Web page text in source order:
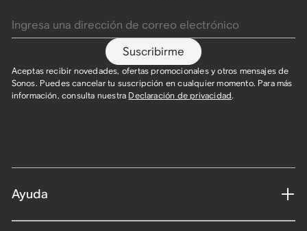
Suscribirme
Aceptas recibir novedades, ofertas promocionales y otros mensajes de
Sonos. Puedes cancelar tu suscripción en cualquier momento. Para más
información, consulta nuestra Declaración de privacidad.
Ayuda